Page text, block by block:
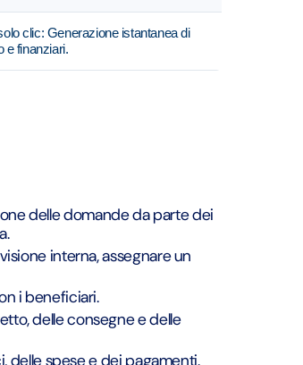
clic: Generazione istantanea di
e finanziari.
delle domande da parte dei
interna, assegnare un
i beneficiari.
delle consegne e delle
delle spese e dei pagamenti.